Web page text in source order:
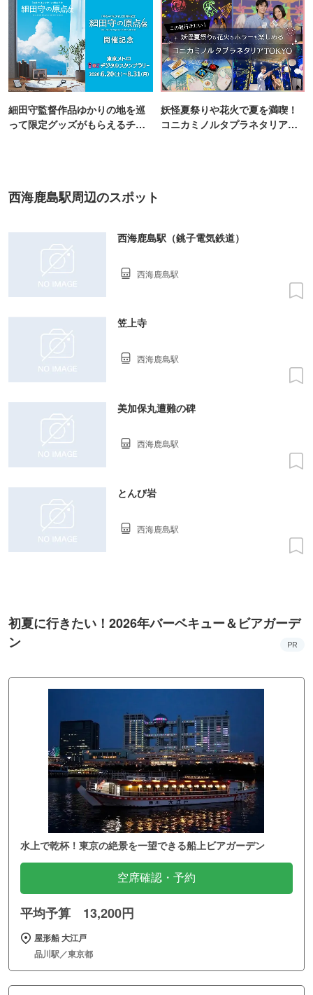
細田守監督作品ゆかりの地を巡
って限定グッズがもらえるチャ
妖怪夏祭りや花火で夏を満喫！
コニカミノルタプラネタリア
西海鹿島駅周辺のスポット
西海鹿島駅（銚子電気鉄道）
西海鹿島駅
笠上寺
西海鹿島駅
美加保丸遭難の碑
西海鹿島駅
とんび岩
西海鹿島駅
初夏に行きたい！2026年バーベキュー＆ビアガーデ
ン
PR
水上で乾杯！東京の絶景を一望できる船上ビアガーデン
空席確認・予約
平均予算 13,200円
屋形船 大江戸
品川駅／東京都